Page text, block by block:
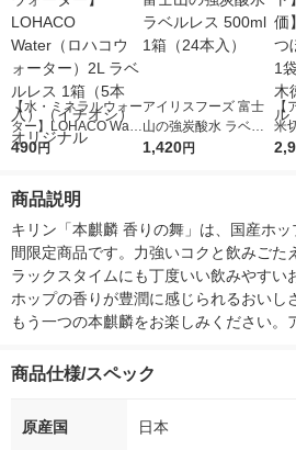
【水・ミネラルウォー
ター】LOHACO Wate
r（ロハコウォータ
シ） オリジナル
490円
アイリスフーズ 富士
山の強炭酸水 ラベル
レス 500ml 1箱（24
1,420円
【
米
な
商品説明
キリン「本麒麟 香りの舞」は、国産ホ
間限定商品です。力強いコクと飲みごた
ラックスタイムにも丁度いい飲みやすい
ホップの香りが豊潤に感じられるおいし
もう一つの本麒麟をお楽しみください。
商品仕様/スペック
原産国 日本